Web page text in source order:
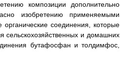
композиции дополнительно
изобретению применяемыми
соединения, которые
сельскохозяйственных и домашних
бутафосфан и толдимфос,